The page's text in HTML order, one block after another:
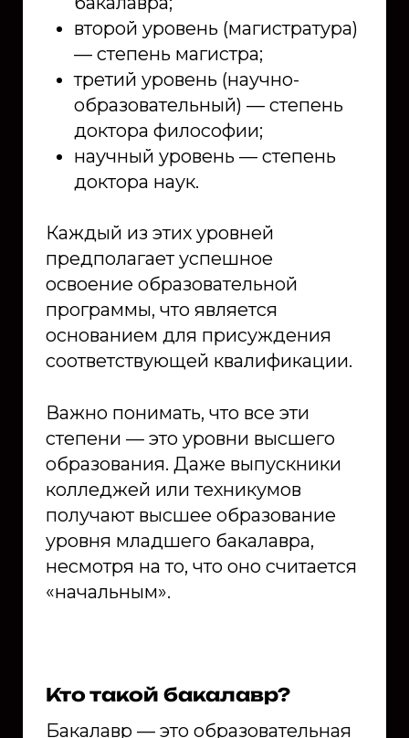
второй уровень (магистратура)
— степень магистра;
третий уровень (научно-
образовательный) — степень
доктора философии;
научный уровень — степень
доктора наук.
Каждый из этих уровней
предполагает успешное
освоение образовательной
программы, что является
основанием для присуждения
соответствующей квалификации.
Важно понимать, что все эти
степени — это уровни высшего
образования. Даже выпускники
колледжей или техникумов
получают высшее образование
уровня младшего бакалавра,
несмотря на то, что оно считается
«начальным».
Кто такой бакалавр?
Бакалавр — это образовательная